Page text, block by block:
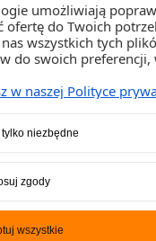
umożliwiają
do Twoich
wszystkich tych
do swoich preferencji,
w naszej Polityce
niezbędne
zgody
wszystkie